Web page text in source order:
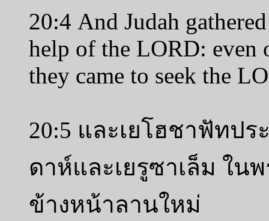
20:4 And Judah
help of the LORD: even
they came to seek the
20:5 และเยโฮชาฟัทป
ดาห์และเยรูซาเล็ม ใน
ข้างหน้าลานใหม่